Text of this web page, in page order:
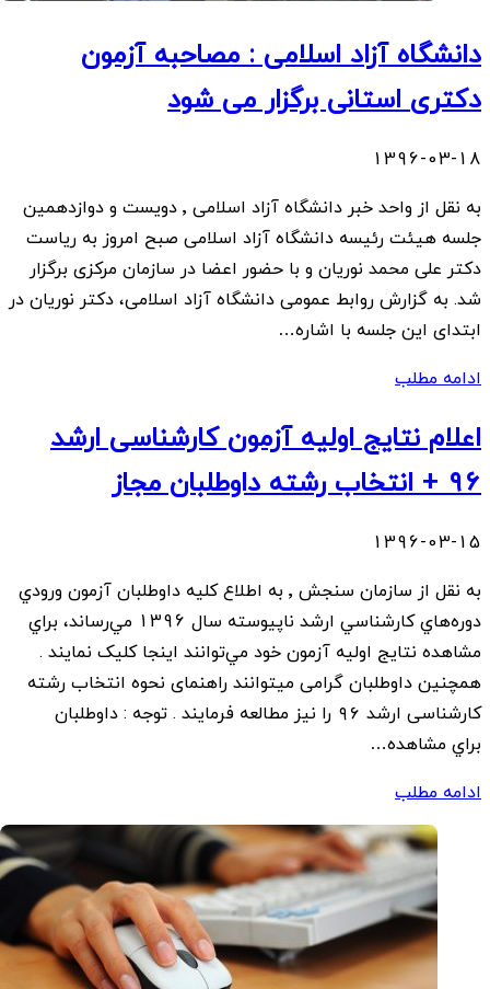
دانشگاه آزاد اسلامی :‌ مصاحبه آزمون
دکتری استانی برگزار می شود
1396-03-18
به نقل از واحد خبر دانشگاه آزاد اسلامی ٬ دویست و دوازدهمین
جلسه هیئت رئیسه دانشگاه آزاد اسلامی صبح امروز به ریاست
دکتر علی محمد نوریان و با حضور اعضا در سازمان مرکزی برگزار
شد. به گزارش روابط عمومی دانشگاه آزاد اسلامی، دکتر نوریان در
ابتدای این جلسه با اشاره…
ادامه مطلب
اعلام نتایج اولیه آزمون کارشناسی ارشد
۹۶ + انتخاب رشته داوطلبان مجاز
1396-03-15
به نقل از سازمان سنجش ٬ به اطلاع كليه داوطلبان آزمون ورودي
دوره‌هاي كارشناسي ارشد ناپيوسته سال 1396 مي‌رساند، براي
مشاهده نتايج اوليه آزمون خود مي‌توانند اینجا کلیک نمایند .
همچنین داوطلبان گرامی میتوانند راهنمای نحوه انتخاب رشته
کارشناسی ارشد ۹۶ را نیز مطالعه فرمایند . توجه : داوطلبان
براي مشاهده…
ادامه مطلب